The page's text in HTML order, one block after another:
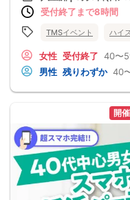
受付終了まで8時間
TMSイベント ハイ
女性 受付終了 40〜
男性 残りわずか 40
開